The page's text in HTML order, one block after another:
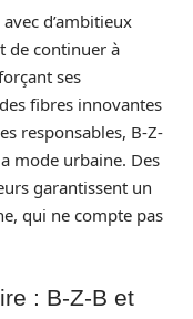
d’ambitieux
de continuer à
ses
fibres innovantes
responsables, B-Z-
mode urbaine. Des
garantissent un
qui ne compte pas
: B-Z-B et